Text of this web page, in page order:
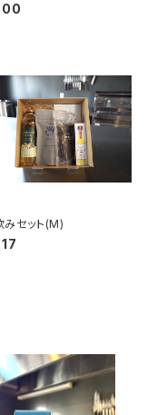
みセット(M)